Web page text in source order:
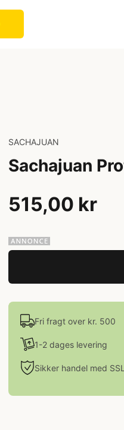
SACHAJUAN
Sachajuan
515,00 kr
Fri fragt over kr. 500
1-2 dages levering
Sikker handel med